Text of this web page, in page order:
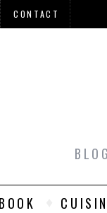
CONTACT